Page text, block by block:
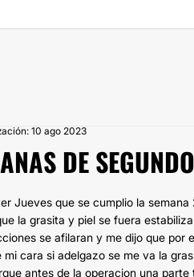
10 ago 2023
DE
Jueves que se cumplio la
la grasita y piel se fuera
se afilaran y me dijo que por
mi cara si adelgazo se me va la
antes de la operacion una